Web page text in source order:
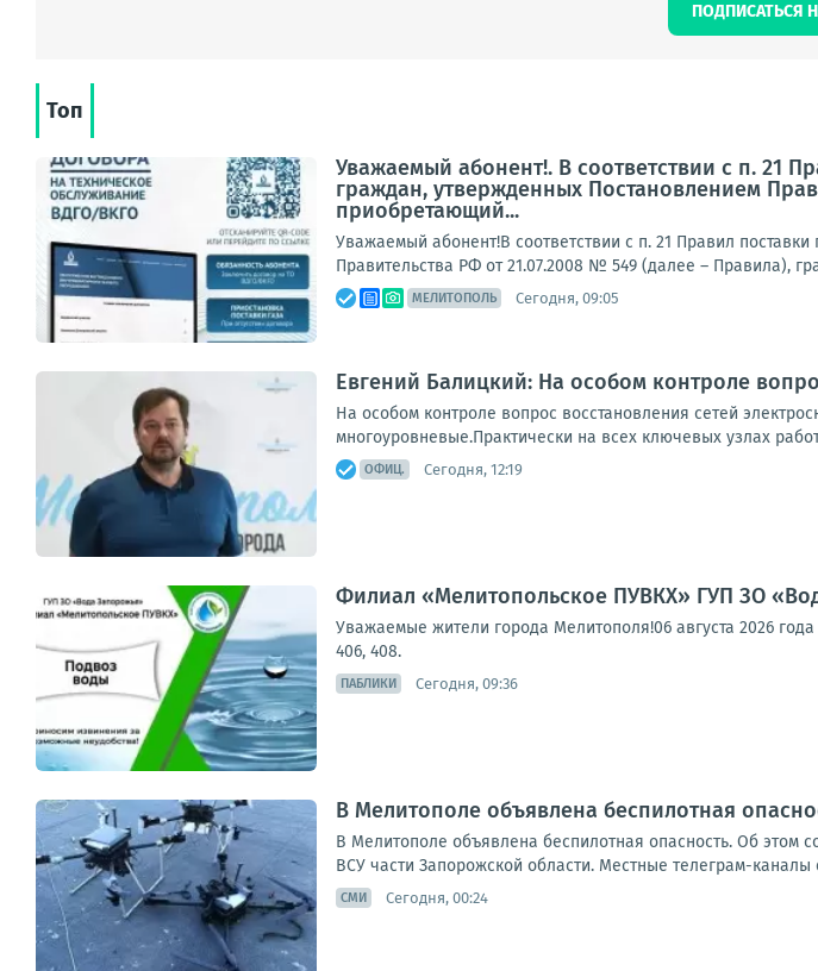
ПОДПИСАТЬСЯ
Топ
Уважаемый абонент!. В соответствии с п. 21
граждан, утвержденных Постановлением
приобретающий...
Уважаемый абонент!В соответствии с п. 21 Правил
Правительства РФ от 21.07.2008 № 549 (далее – Правила),
МЕЛИТОПОЛЬ Сегодня, 09:05
Евгений Балицкий: На особом контроле
На особом контроле вопрос восстановления сетей
многоуровневые.Практически на всех ключевых узлах
ОФИЦ. Сегодня, 12:19
Филиал «Мелитопольское ПУВКХ» ГУП ЗО
Уважаемые жители города Мелитополя!06 августа 2026
406, 408.
ПАБЛИКИ Сегодня, 09:36
В Мелитополе объявлена беспилотная
В Мелитополе объявлена беспилотная опасность. Об этом
ВСУ части Запорожской области. Местные телеграм-
СМИ Сегодня, 00:24